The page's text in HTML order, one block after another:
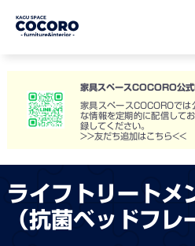
家具スペースCOCORO公
家具スペースCOCOROで
な情報を定期的に配信して
録してください。
>>友だち追加はこちら<<
ライフトリートメ
（抗菌ベッドフレ